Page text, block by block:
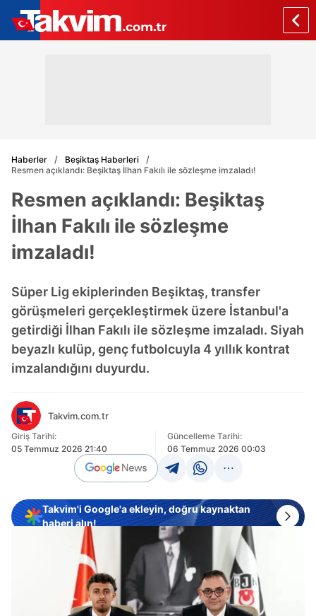
Haberler
Beşiktaş Haberleri
Resmen açıklandı: Beşiktaş İlhan Fakılı ile sözleşme imzaladı!
Resmen açıklandı: Beşiktaş
İlhan Fakılı ile sözleşme
imzaladı!
Süper Lig ekiplerinden Beşiktaş, transfer
görüşmeleri gerçekleştirmek üzere İstanbul'a
getirdiği İlhan Fakılı ile sözleşme imzaladı. Siyah
beyazlı kulüp, genç futbolcuyla 4 yıllık kontrat
imzalandığını duyurdu.
Takvim.com.tr
Giriş Tarihi:
05 Temmuz 2026 21:40
Güncelleme Tarihi:
06 Temmuz 2026 00:03
Takvim'i Google'a ekleyin, doğru kaynaktan
haberi alın!